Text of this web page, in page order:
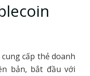
cấp thẻ doanh
bản, bắt đầu với